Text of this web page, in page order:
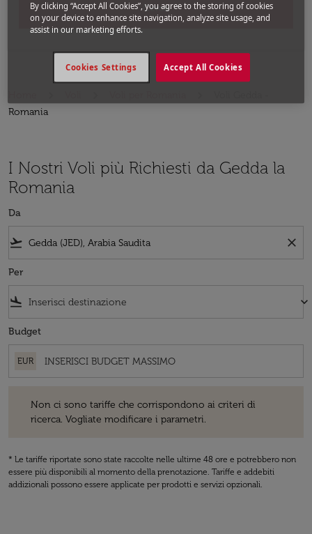
Cerca
Romania
I Nostri Voli più Richiesti da Gedda la
Romania
Da
flight_takeoff close
Per
flight_land keyboard_arrow_down
Budget
EUR
Non ci sono tariffe che corrispondono ai criteri di
ricerca. Vogliate modificare i parametri.
* Le tariffe riportate sono state raccolte nelle ultime 48 ore e potrebbero non
essere più disponibili al momento della prenotazione. Tariffe e addebiti
addizionali possono essere applicate per prodotti e servizi opzionali.
By clicking “Accept All Cookies”, you agree to the storing of cookies
on your device to enhance site navigation, analyze site usage, and
assist in our marketing efforts.
Accept All Cookies
Cookies Settings